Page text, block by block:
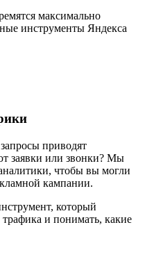
максимально
инструменты Яндекса
приводят
заявки или звонки? Мы
чтобы вы могли
кампании.
который
и понимать, какие